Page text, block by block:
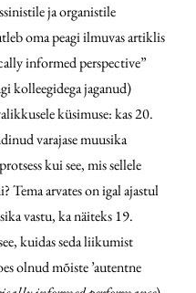
ja organistile
oma peagi ilmuvas artiklis
informed perspective”
kolleegidega jaganud)
küsimuse: kas 20.
varajase muusika
kui see, mis sellele
Tema arvates on igal ajastul
vastu, ka näiteks 19.
kuidas seda liikumist
olnud mõiste ’autentne